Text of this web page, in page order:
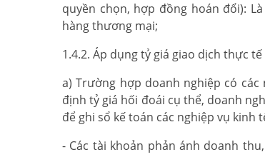
quyền chọn, hợp đồng hoán đổi):
hàng thương mại;
1.4.2. Áp dụng tỷ giá giao dịch thực tế
a) Trường hợp doanh nghiệp có
định tỷ giá hối đoái cụ thể, doanh
để ghi sổ kế toán các nghiệp vụ
- Các tài khoản phản ánh doanh